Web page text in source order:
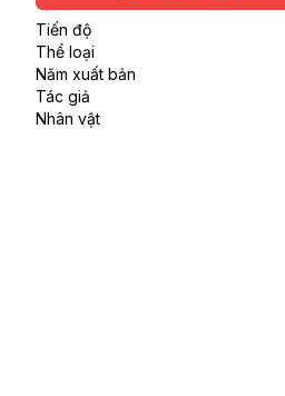
Tiến độ
Thể loại
Năm xuất bản
Tác giả
Nhân vật